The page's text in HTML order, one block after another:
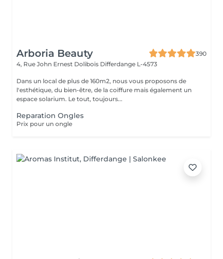
Arboria Beauty
390
4, Rue John Ernest Dolibois Differdange L-4573
Dans un local de plus de 160m2, nous vous proposons de
l'esthétique, du bien-être, de la coiffure mais également un
espace solarium. Le tout, toujours...
Reparation Ongles
Prix pour un ongle